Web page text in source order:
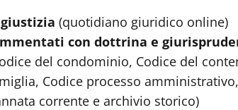
(quotidiano giuridico online)
con dottrina e
del condominio, Codice del
Codice processo
corrente e archivio storico)